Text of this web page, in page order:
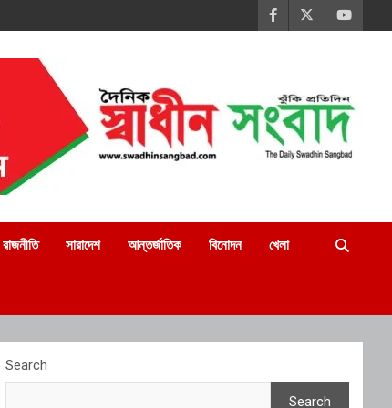
রাজনীতি সারাদেশ আন্তর্জাতিক বিনোদন খেলা
Search
Search